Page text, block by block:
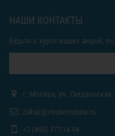
НАШИ КОНТАКТЫ
Будьте в курсе наших акций,
г. Москва, ул. Суздальская,
zakaz@virutexrussia.ru
+7 (495) 777-14-94